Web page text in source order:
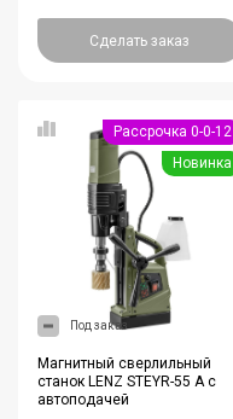
Сделать заказ
Рассрочка 0-0-12
Новинка
Под заказ
Магнитный сверлильный
станок LENZ STEYR-55 A с
автоподачей